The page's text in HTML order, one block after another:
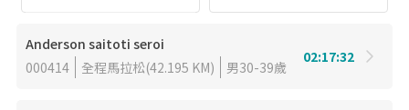
Anderson saitoti seroi
000414
全程馬拉松(42.195 KM) 男30-39歲
02:17:32